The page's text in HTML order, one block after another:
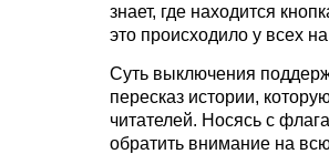
знает, где находится
это происходило у всех
Суть выключения
пересказ истории,
читателей. Носясь с
обратить внимание на